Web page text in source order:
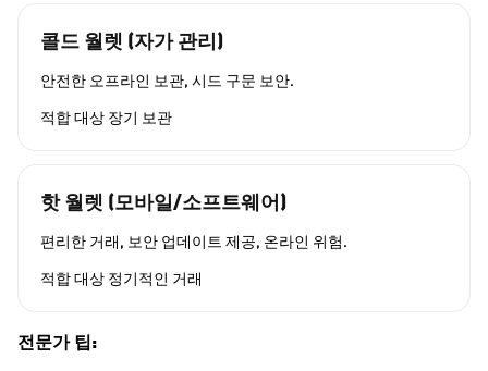
콜드 월렛 (자가 관리)
안전한 오프라인 보관, 시드 구문 보안.
적합 대상 장기 보관
핫 월렛 (모바일/소프트웨어)
편리한 거래, 보안 업데이트 제공, 온라인 위험.
적합 대상 정기적인 거래
전문가 팁: